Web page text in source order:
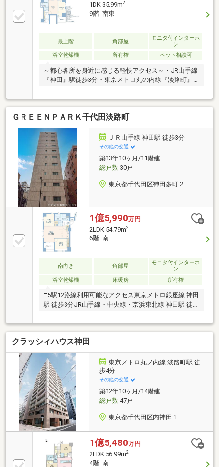
1DK 35.99m2
9階 南東
最上階 角部屋
モニタ付インターホ
ン
浴室乾燥機
所有権 ペット相談可
～都心各所を身近に感じる軽快アクセス～・JR山手線
『神田』駅徒歩3分・東京メトロ丸の内線『淡路町』
トロ千代田線『新御茶ノ水』駅徒歩5分・都営新宿線
『岩本町』駅まで徒歩7分・JR総武線『新日本橋』駅
まで徒歩8分・丸の内線、半蔵門線、都営三田線、東
西線『大手町』駅徒歩10分おすすめポイント・9階建
ての9階部分(最上階)・東南向き角部屋・ウォークイン
クローゼット付き住戸・収納豊富で過ごしやすいお部
屋・4重のセキュリティ・非接触キー対応のメールボ
ックス＆宅配ボックス・二重天井構造・ペット飼育可
能(規約による細則あり)
ＧＲＥＥＮＰＡＲＫ千代田淡路町
ＪＲ山手線 神田駅 徒歩3分
その他の交通
築13年10ヶ月/11階建
総戸数30戸
東京都千代田区神田多町２
1億5,990万円
2LDK 54.79m2
6階 南
南向き 角部屋
モニタ付インターホ
ン
浴室乾燥機
床暖房 所有権
□5駅12路線利用可能なアクセス東京メトロ銀座線 神田
駅 徒歩3分JR山手線・中央線・京浜東北線 神田駅 徒歩
東京メトロ日比谷線・つくばEX 秋葉原駅 徒歩10分他
□2026年7月リフォーム済・フローリング、壁、天井ク
ロス・キッチン浄水器カートリッジ、洗濯パン交換・
トイレ、ユニットバス交換・ルームクリーニング等□
ポイント・北西南 三方角部屋・床暖房（LD部分）・二
重床二重天井、Low-Eガラス・ペット飼育可（細則
有）・TVモニタ付オートロック・宅配BOX・クリーニ
ングサービス等
クラッシィハウス神田
東京メトロ丸ノ内線 淡路町駅 徒
歩4分
その他の交通
築12年10ヶ月/14階建
総戸数47戸
東京都千代田区内神田１
1億5,480万円
2LDK 56.99m2
4階 南